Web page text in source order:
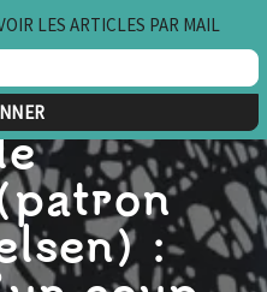
:
LES ARTICLES PAR MAIL